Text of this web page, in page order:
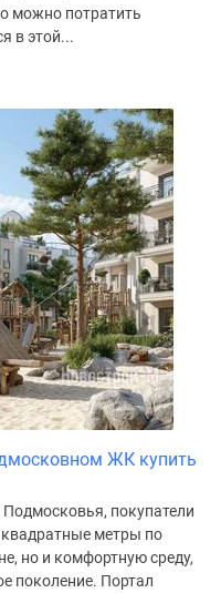
можно потратить
в этой...
ЖК купить
покупатели
квадратные метры по
но и комфортную среду,
поколение. Портал